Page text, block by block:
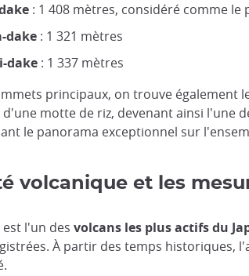
: 1 408 mètres, considéré comme le
dake : 1 321 mètres
dake : 1 337 mètres
principaux, on trouve également
d'une motte de riz, devenant ainsi l'une
le panorama exceptionnel sur
volcanique et les
l'un des volcans les plus actifs du
À partir des temps historiques,